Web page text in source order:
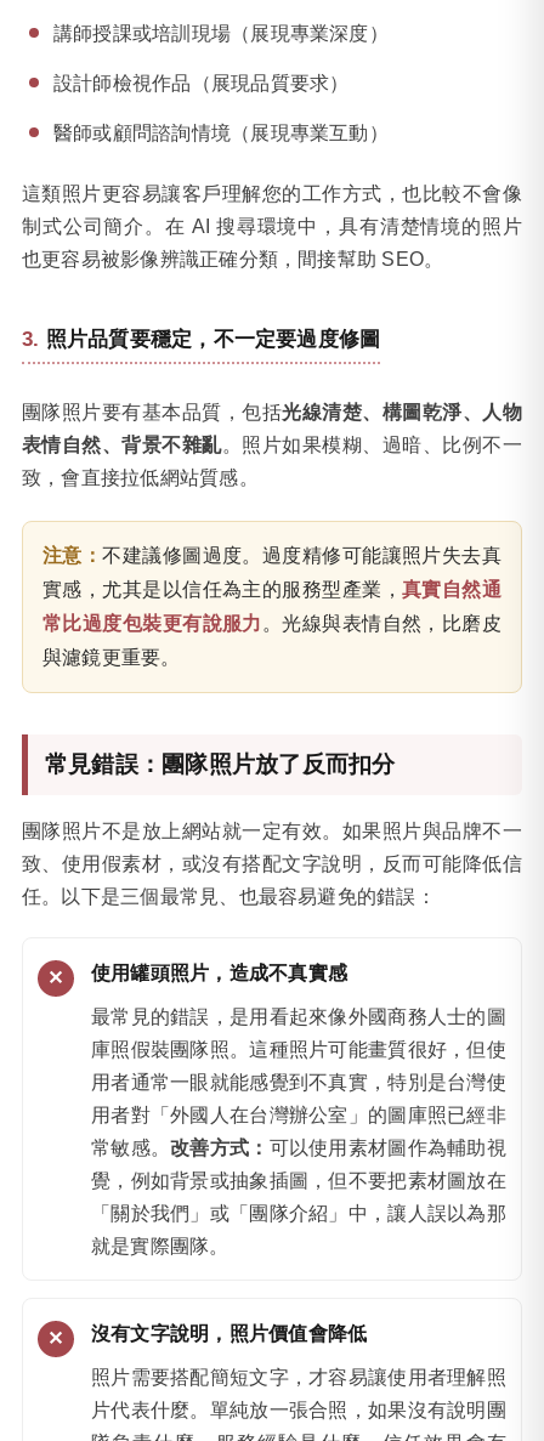
講師授課或培訓現場（展現專業深度）
設計師檢視作品（展現品質要求）
醫師或顧問諮詢情境（展現專業互動）
這類照片更容易讓客戶理解您的工作方式，也比較不會像
制式公司簡介。在 AI 搜尋環境中，具有清楚情境的照片
也更容易被影像辨識正確分類，間接幫助 SEO。
照片品質要穩定，不一定要過度修圖
團隊照片要有基本品質，包括光線清楚、構圖乾淨、人物
表情自然、背景不雜亂。照片如果模糊、過暗、比例不一
致，會直接拉低網站質感。
注意：不建議修圖過度。過度精修可能讓照片失去真
實感，尤其是以信任為主的服務型產業， 真實自然通
常比過度包裝更有說服力 。光線與表情自然，比磨皮
與濾鏡更重要。
常見錯誤：團隊照片放了反而扣分
團隊照片不是放上網站就一定有效。如果照片與品牌不一
致、使用假素材，或沒有搭配文字說明，反而可能降低信
任。以下是三個最常見、也最容易避免的錯誤：
使用罐頭照片，造成不真實感
最常見的錯誤，是用看起來像外國商務人士的圖
庫照假裝團隊照。這種照片可能畫質很好，但使
用者通常一眼就能感覺到不真實，特別是台灣使
用者對「外國人在台灣辦公室」的圖庫照已經非
常敏感。改善方式： 可以使用素材圖作為輔助視
覺，例如背景或抽象插圖，但不要把素材圖放在
「關於我們」或「團隊介紹」中，讓人誤以為那
就是實際團隊。
沒有文字說明，照片價值會降低
照片需要搭配簡短文字，才容易讓使用者理解照
片代表什麼。單純放一張合照，如果沒有說明團